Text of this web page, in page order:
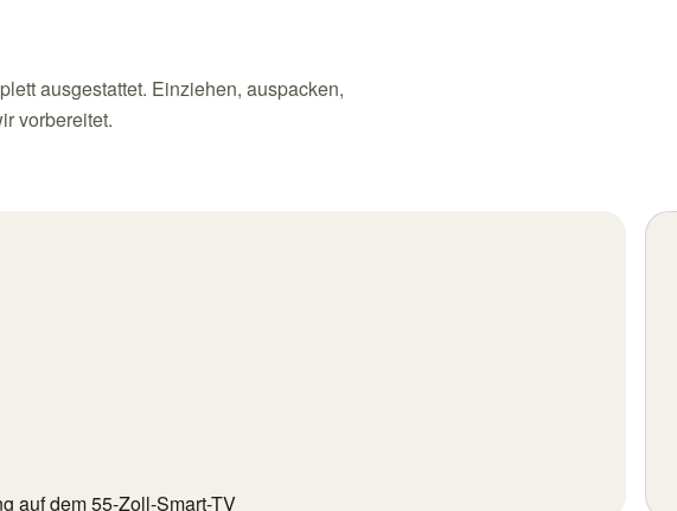
ausgestattet. Einziehen, auspacken,
vorbereitet.